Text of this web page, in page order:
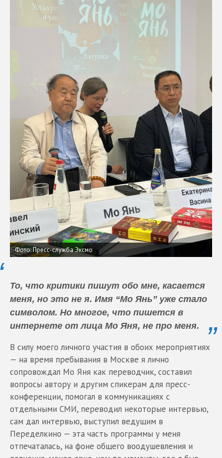
Фото: Пресс-служба Эксмо
То, что критики пишут обо мне, касается
меня, но это не я. Имя “Мо Янь” уже стало
символом. Но многое, что пишется в
интернете от лица Мо Яня, не про меня.
В силу моего личного участия в обоих мероприятиях
— на время пребывания в Москве я лично
сопровождал Мо Яня как переводчик, составил
вопросы автору и другим спикерам для пресс-
конференции, помогал в коммуникациях с
отдельными СМИ, переводил некоторые интервью,
сам дал интервью, выступил ведущим в
Переделкино — эта часть программы у меня
отпечаталась, на фоне общего воодушевления и